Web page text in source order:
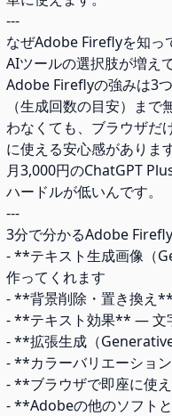
---
なぜAdobe Fireflyを知っ
AIツールの選択肢が増え
Adobe Fireflyの強みは3
（生成回数の目安）ま
わなくても、ブラウザ
に使える安心感があります
月3,000円のChatGPT
ハードルが低いんです。
---
3分で分かるAdobe
- **テキスト生成画像（
作ってくれます
- **背景削除・置き換え
- **テキスト効果** — 文
- **拡張生成（
- **カラーバリエーショ
- **ブラウザで即座に使
- **Adobeの他のソフト